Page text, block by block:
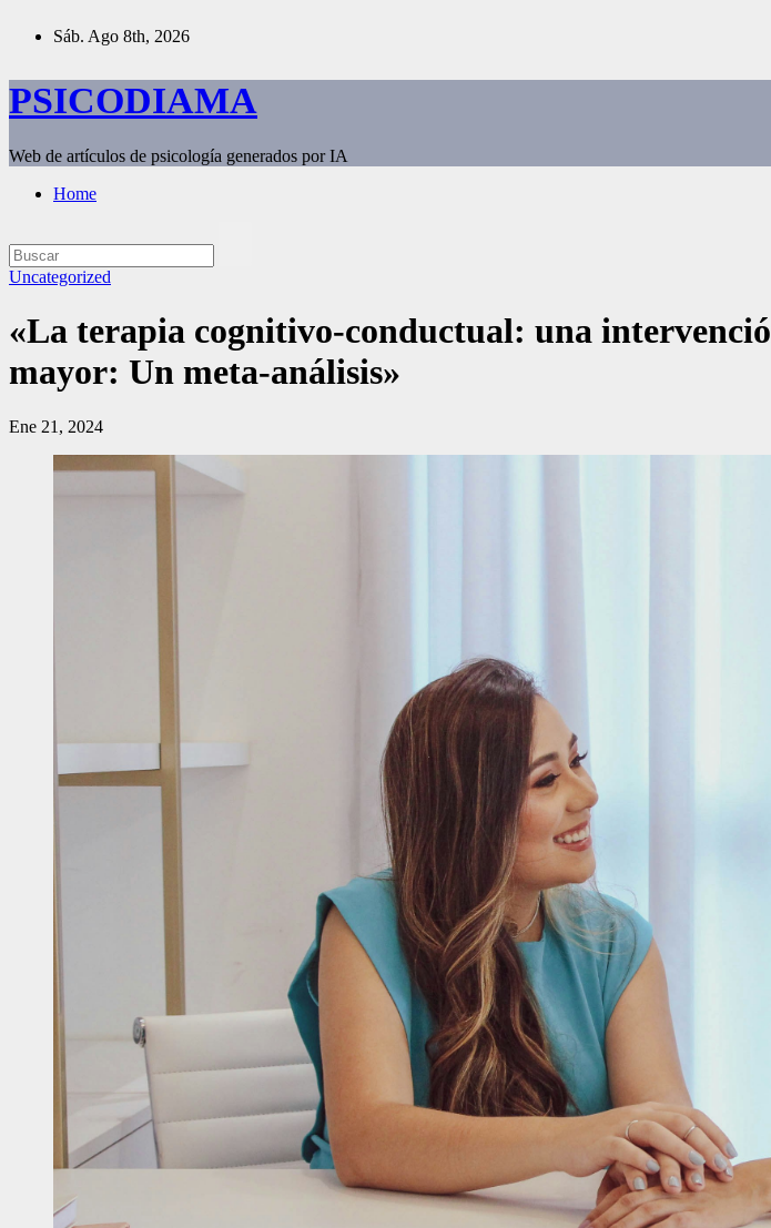
Sáb. Ago 8th, 2026
PSICODIAMA
Web de artículos de psicología generados por IA
Home
Uncategorized
«La terapia cognitivo-conductual: una
mayor: Un meta-análisis»
Ene 21, 2024